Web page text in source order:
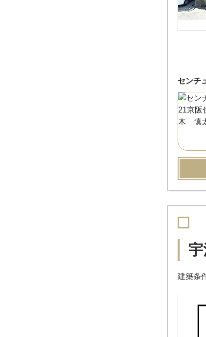
センチ
建築条